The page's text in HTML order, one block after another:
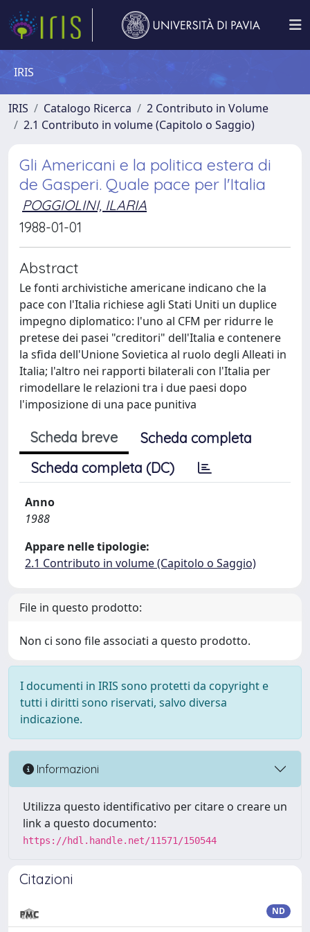
IRIS
IRIS Catalogo Ricerca
2 Contributo in Volume
2.1 Contributo in volume (Capitolo o Saggio)
Gli Americani e la politica estera di
de Gasperi. Quale pace per l'Italia
POGGIOLINI, ILARIA
1988-01-01
Abstract
Le fonti archivistiche americane indicano che la
pace con l'Italia richiese agli Stati Uniti un duplice
impegno diplomatico: l'uno al CFM per ridurre le
pretese dei pasei "creditori" dell'Italia e contenere
la sfida dell'Unione Sovietica al ruolo degli Alleati in
Italia; l'altro nei rapporti bilaterali con l'Italia per
rimodellare le relazioni tra i due paesi dopo
l'imposizione di una pace punitiva
Scheda breve
Scheda completa
Scheda completa (DC)
Anno
1988
Appare nelle tipologie:
2.1 Contributo in volume (Capitolo o Saggio)
File in questo prodotto:
Non ci sono file associati a questo prodotto.
I documenti in IRIS sono protetti da copyright e
tutti i diritti sono riservati, salvo diversa
indicazione.
Informazioni
Utilizza questo identificativo per citare o creare un
link a questo documento:
https://hdl.handle.net/11571/150544
Citazioni
ND